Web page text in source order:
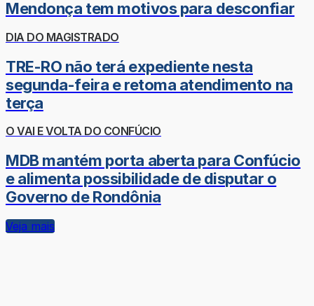
Mendonça tem motivos para desconfiar
DIA DO MAGISTRADO
TRE-RO não terá expediente nesta
segunda-feira e retoma atendimento na
terça
O VAI E VOLTA DO CONFÚCIO
MDB mantém porta aberta para Confúcio
e alimenta possibilidade de disputar o
Governo de Rondônia
Veja mais